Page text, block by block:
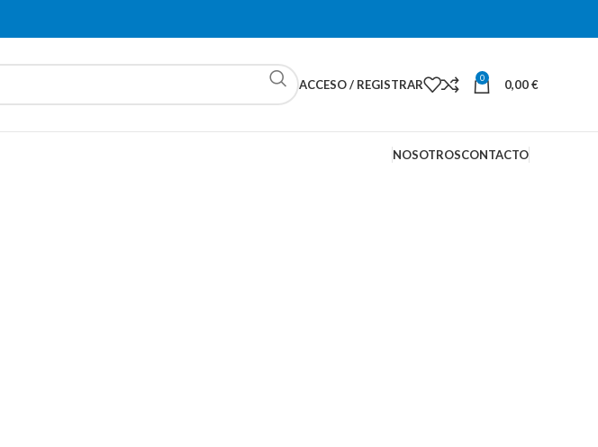
ACCESO / REGISTRAR 0 0,00€
NOSOTROSCONTACTO